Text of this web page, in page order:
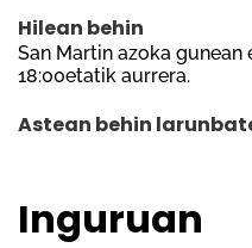
Hilean behin
San Martin azoka gunean
18:00etatik aurrera.
Astean behin
Inguruan